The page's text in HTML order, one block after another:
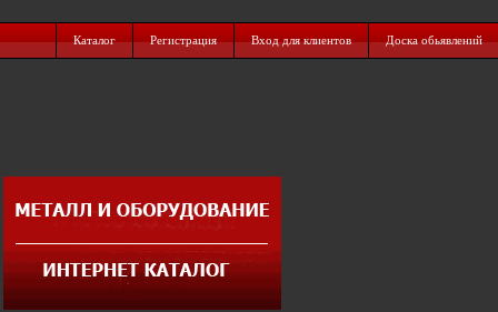
Каталог Регистрация Вход для клиентов Доска обьявлений